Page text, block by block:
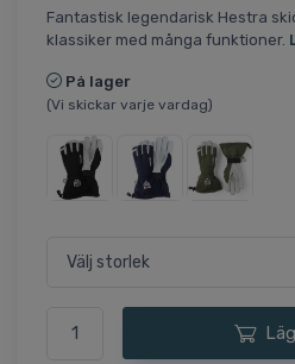
Fantastisk legendarisk Hestra
klassiker med många funktioner.
På lager
(Vi skickar varje vardag)